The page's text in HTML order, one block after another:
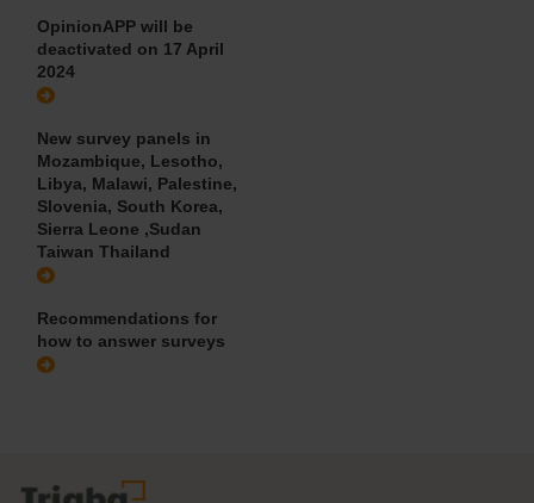
OpinionAPP will be
deactivated on 17 April
2024
New survey panels in
Mozambique, Lesotho,
Libya, Malawi, Palestine,
Slovenia, South Korea,
Sierra Leone ,Sudan
Taiwan Thailand
Recommendations for
how to answer surveys